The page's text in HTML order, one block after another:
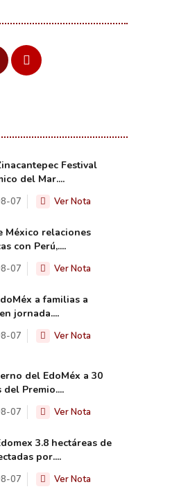
Festival
del Mar....
07 Ver Nota
México relaciones
con Perú,....
07 Ver Nota
a familias a
jornada....
07 Ver Nota
del EdoMéx a 30
Premio....
07 Ver Nota
3.8 hectáreas de
por....
07 Ver Nota